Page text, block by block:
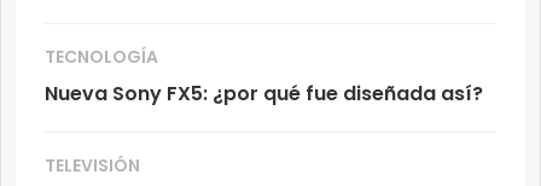
TECNOLOGÍA
Nueva Sony FX5: ¿por qué fue diseñada así?
TELEVISIÓN